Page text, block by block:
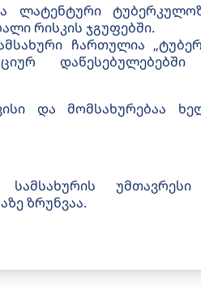
ლატენტური
რისკის ჯგუფებში.
ჩართულია
და მომსახურებაა
სამსახურის
ზრუნვაა.